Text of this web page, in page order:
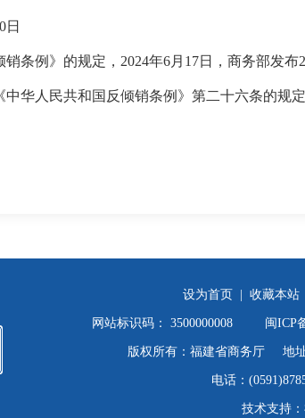
例》的规定，2024年6月17日，商务部发布
人民共和国反倾销条例》第二十六条的规定
设为首页 收藏本站
网站标识码： 3500000008 闽ICP
版权所有：福建省商务厅 地
电话：
技术支持